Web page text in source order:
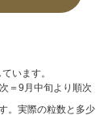
います。
＝9月中旬より順次
。実際の粒数と多少